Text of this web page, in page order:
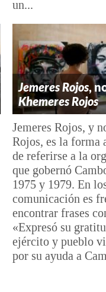
un...
Jemeres Rojos,
Khemeres Rojos
Jemeres Rojos, y
Rojos, es la forma
de referirse a la
que gobernó
1975 y 1979. En
comunicación es
encontrar frases
«Expresó su
ejército y pueblo
por su ayuda a